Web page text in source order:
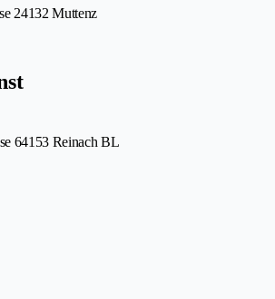
24132 Muttenz
64153 Reinach BL